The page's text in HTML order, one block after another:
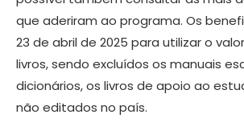
que aderiram ao programa. Os
23 de abril de 2025 para utilizar o
livros, sendo excluídos os manuais
dicionários, os livros de apoio ao
não editados no país.